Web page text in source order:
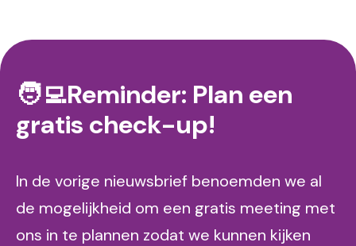
🧑‍💻Reminder: Plan een
gratis check-up!
In de vorige nieuwsbrief benoemden we al
de mogelijkheid om een gratis meeting met
ons in te plannen zodat we kunnen kijken